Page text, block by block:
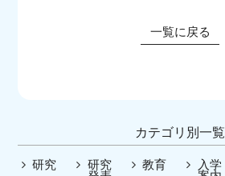
一覧に戻る
カテゴリ別一覧
研究
研究
教育
入学